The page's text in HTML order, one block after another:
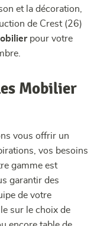
et la décoration,
de Crest (26)
pour votre
Mobilier
vous offrir un
vos besoins
gamme est
garantir des
de votre
sur le choix de